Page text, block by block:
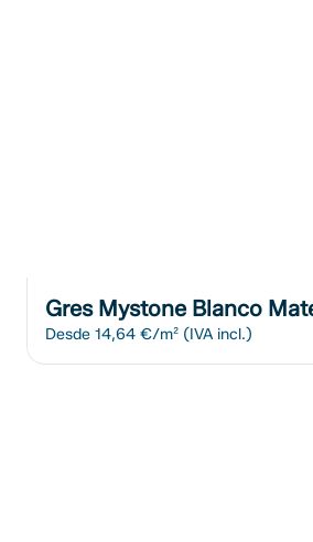
Gres Mystone Blanco
Desde 14,64 €/m² (IVA incl.)